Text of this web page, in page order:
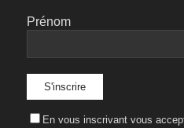
Prénom
En vous inscrivant vous